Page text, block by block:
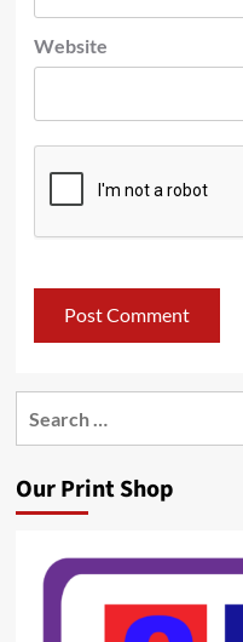
Website
Our Print Shop